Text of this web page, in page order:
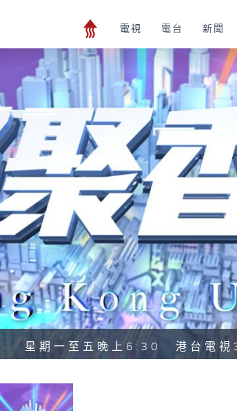
電視 電台 新聞
星期一至五晚上6:30 港台電視